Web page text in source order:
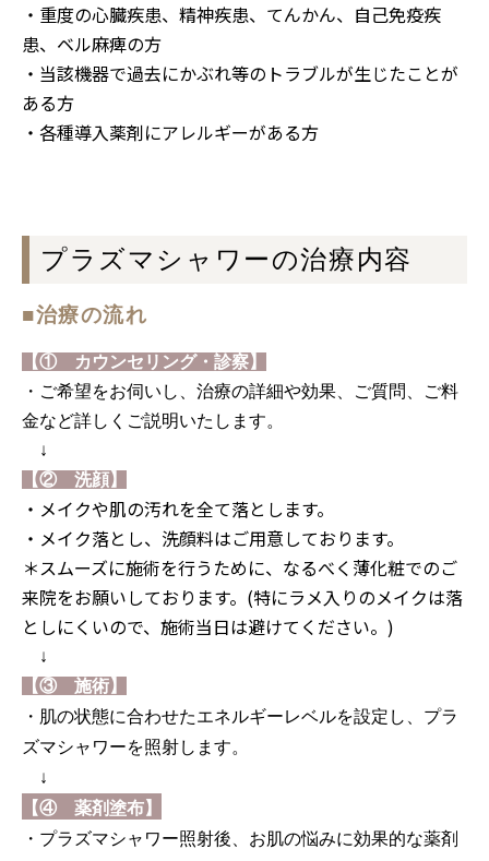
・重度の心臓疾患、精神疾患、てんかん、自己免疫疾
患、ベル麻痺の方
・当該機器で過去にかぶれ等のトラブルが生じたことが
ある方
・各種導入薬剤にアレルギーがある方
プラズマシャワーの治療内容
■治療の流れ
【① カウンセリング・診察】
・ご希望をお伺いし、治療の詳細や効果、ご質問、ご料
金など詳しくご説明いたします。
↓
【② 洗顔】
・メイクや肌の汚れを全て落とします。
・メイク落とし、洗顔料はご用意しております。
＊スムーズに施術を行うために、なるべく薄化粧でのご
来院をお願いしております。(特にラメ入りのメイクは落
としにくいので、施術当日は避けてください。)
↓
【③ 施術】
・肌の状態に合わせたエネルギーレベルを設定し、プラ
ズマシャワーを照射します。
↓
【④ 薬剤塗布】
・プラズマシャワー照射後、お肌の悩みに効果的な薬剤